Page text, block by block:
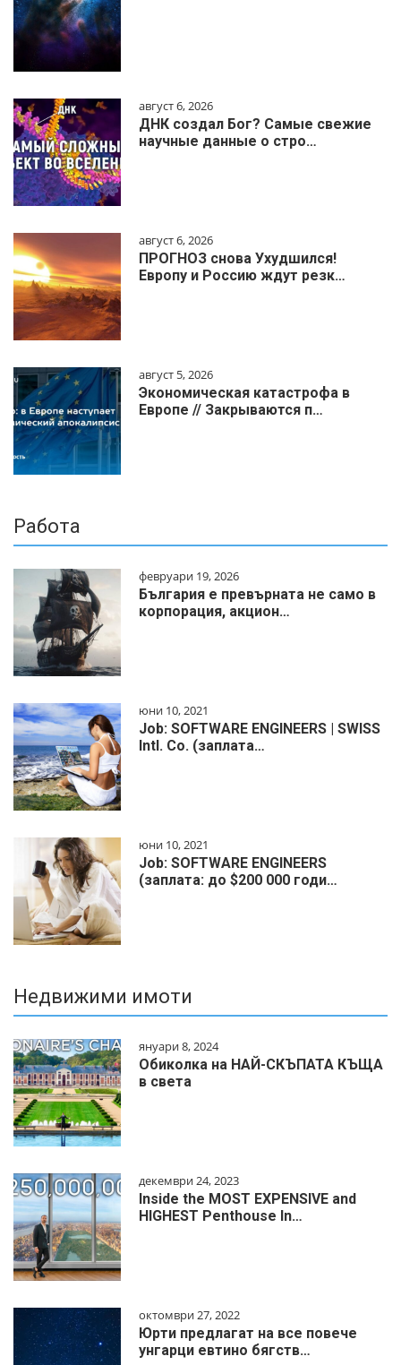
август 6, 2026
ДНК создал Бог? Самые свежие
научные данные о стро…
август 6, 2026
ПРОГНОЗ снова Ухудшился!
Европу и Россию ждут резк…
август 5, 2026
Экономическая катастрофа в
Европе // Закрываются п…
Работа
февруари 19, 2026
България е превърната не само в
корпорация, акцион…
юни 10, 2021
Job: SOFTWARE ENGINEERS | SWISS
Intl. Co. (заплата…
юни 10, 2021
Job: SOFTWARE ENGINEERS
(заплата: до $200 000 годи…
Недвижими имоти
януари 8, 2024
Обиколка на НАЙ-СКЪПАТА КЪЩА
в света
декември 24, 2023
Inside the MOST EXPENSIVE and
HIGHEST Penthouse In…
октомври 27, 2022
Юрти предлагат на все повече
унгарци евтино бягств…